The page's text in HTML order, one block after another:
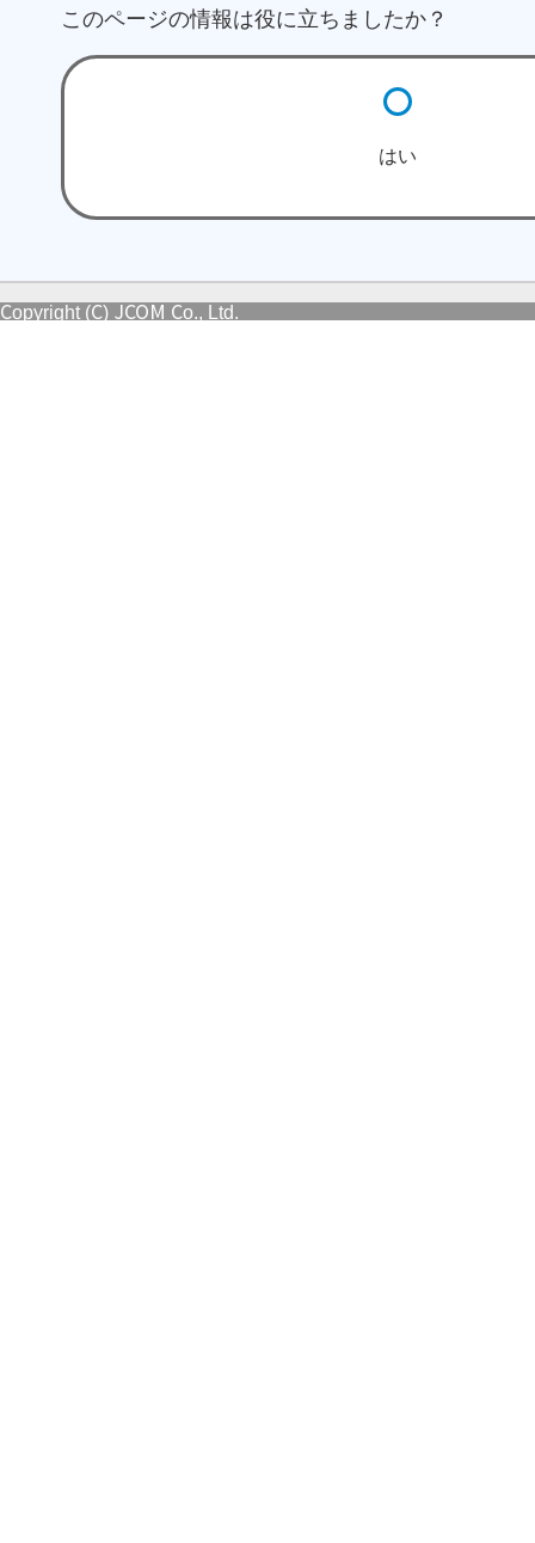
このページの情報は役に立ちましたか？
はい
Copyright (C) JCOM Co., Ltd.